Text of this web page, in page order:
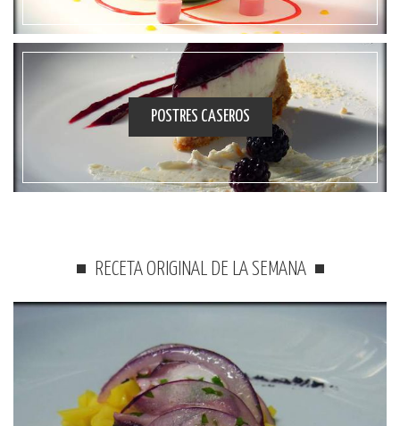
POSTRES CASEROS
RECETA ORIGINAL DE LA SEMANA